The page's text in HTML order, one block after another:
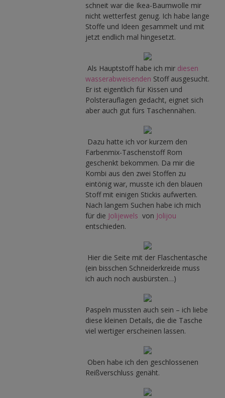
schneit war die Ikea-Baumwolle mir
nicht wetterfest genug. Ich habe lange
Stoffe und Ideen gesammelt und mit
jetzt endlich mal hingesetzt.
Als Hauptstoff habe ich mir diesen
wasserabweisenden Stoff ausgesucht.
Er ist eigentlich für Kissen und
Polsterauflagen gedacht, eignet sich
aber auch gut fürs Taschennähen.
Dazu hatte ich vor kurzem den
Farbenmix-Taschenstoff Rom
geschenkt bekommen. Da mir die
Kombi aus den zwei Stoffen zu
eintönig war, musste ich den blauen
Stoff mit einigen Stickis aufwerten.
Nach langem Suchen habe ich mich
für die Jolijewels von Jolijou
entschieden.
Hier die Seite mit der Flaschentasche
(ein bisschen Schneiderkreide muss
ich auch noch ausbürsten…)
Paspeln mussten auch sein – ich liebe
diese kleinen Details, die die Tasche
viel wertiger erscheinen lassen.
Oben habe ich den geschlossenen
Reißverschluss genäht.